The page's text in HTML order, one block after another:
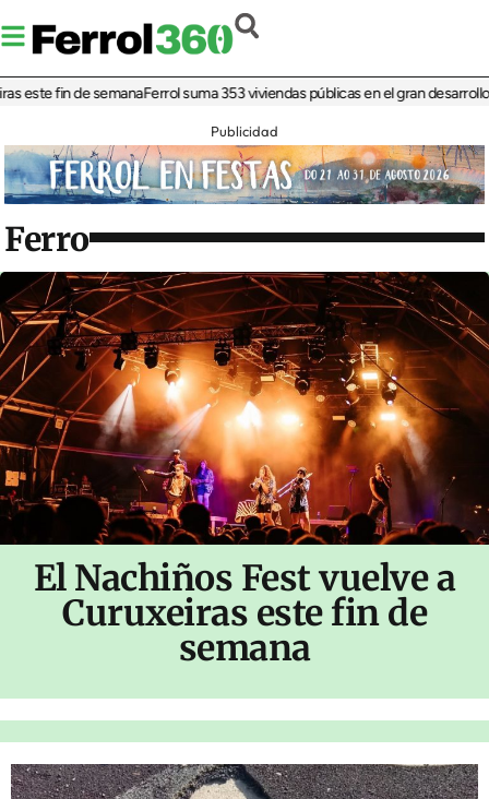
fin de semanaFerrol suma 353 viviendas públicas en el gran desarrollo
Publicidad
Ferro
El Nachiños Fest vuelve a
Curuxeiras este fin de
semana